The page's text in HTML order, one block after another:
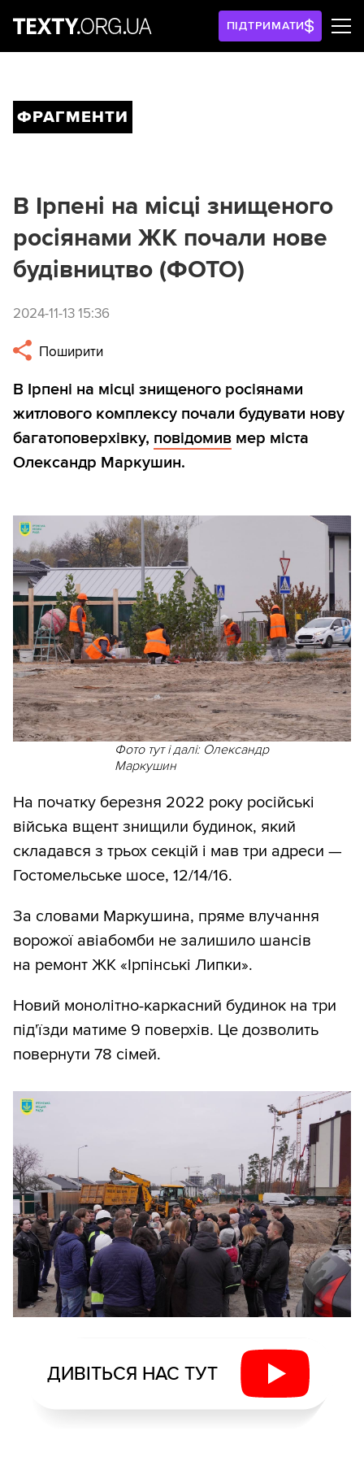
ПІДТРИМАТИ
ФРАГМЕНТИ
В Ірпені на місці знищеного
росіянами ЖК почали нове
будівництво (ФОТО)
2024-11-13 15:36
Поширити
В Ірпені на місці знищеного росіянами
житлового комплексу почали будувати нову
багатоповерхівку, повідомив мер міста
Олександр Маркушин.
Фото тут і далі: Олександр
Маркушин
На початку березня 2022 року російські
війська вщент знищили будинок, який
складався з трьох секцій і мав три адреси —
Гостомельське шосе, 12/14/16.
За словами Маркушина, пряме влучання
ворожої авіабомби не залишило шансів
на ремонт ЖК «Ірпінські Липки».
Новий монолітно-каркасний будинок на три
під'їзди матиме 9 поверхів. Це дозволить
повернути 78 сімей.
ДИВІТЬСЯ НАС ТУТ